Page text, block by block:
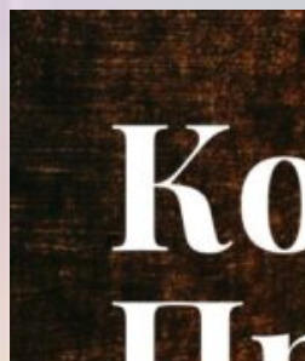
Перейти
содержимому